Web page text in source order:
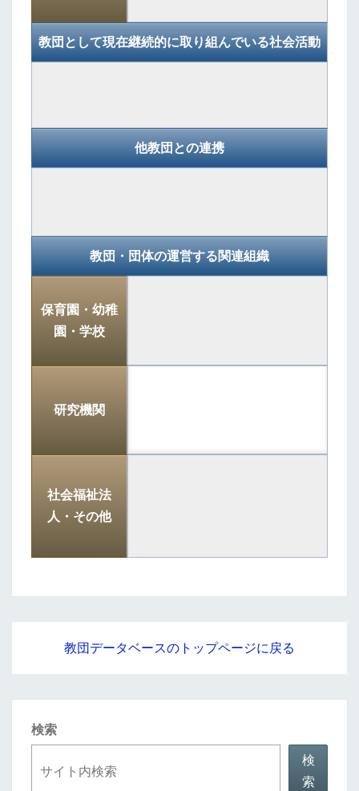
教団として現在継続的に取り組んでいる社会活動
他教団との連携
教団・団体の運営する関連組織
保育園・幼稚
園・学校
研究機関
社会福祉法
人・その他
教団データベースのトップページに戻る
検索
検
索